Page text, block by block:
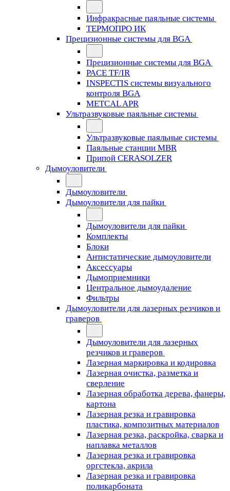
Инфракрасные паяльные системы
ТЕРМОПРО ИК
Прецизионные системы для BGA
Прецизионные системы для BGA
PACE TF/IR
INSPECTIS системы визуального
контроля BGA
METCAL APR
Ультразвуковые паяльные системы
Ультразвуковые паяльные системы
Паяльные станции MBR
Припой CERASOLZER
Дымоуловители
Дымоуловители
Дымоуловители для пайки
Дымоуловители для пайки
Комплекты
Блоки
Антистатические дымоуловители
Аксессуары
Дымоприемники
Центральное дымоудаление
Фильтры
Дымоуловители для лазерных резчиков и
граверов
Дымоуловители для лазерных
резчиков и граверов
Лазерная маркировка и кодировка
Лазерная очистка, разметка и
сверление
Лазерная обработка дерева, фанеры,
картона
Лазерная резка и гравировка
пластика, композитных материалов
Лазерная резка, раскройка, сварка и
наплавка металлов
Лазерная резка и гравировка
оргстекла, акрила
Лазерная резка и гравировка
поликарбоната